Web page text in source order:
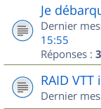
Je
Dernier
15:55
Réponses : 3
RAID
Dernier